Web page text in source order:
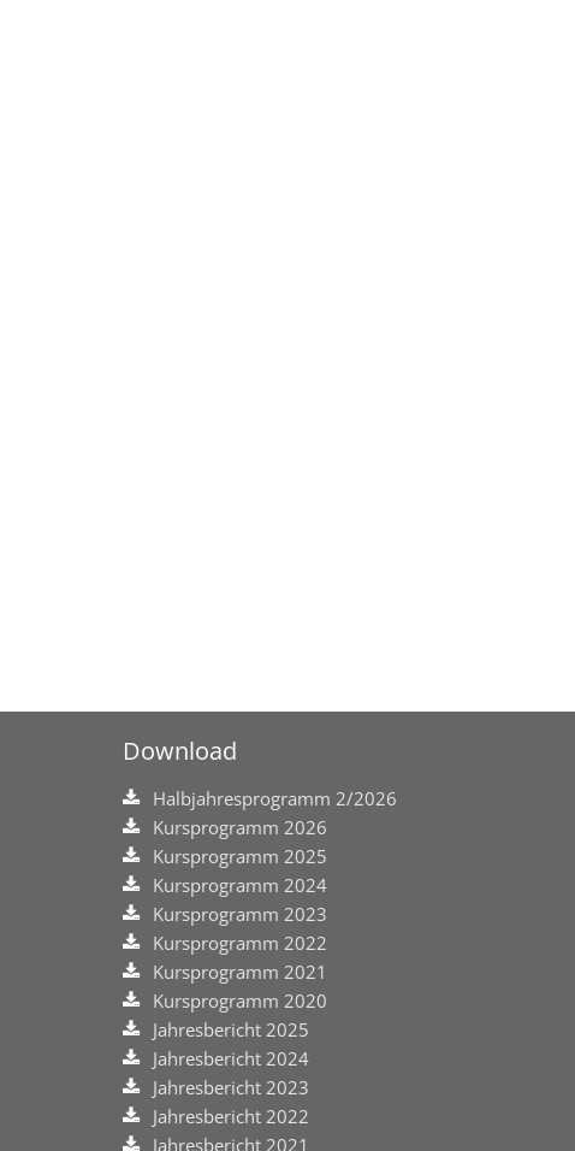
Download
Halbjahresprogramm 2/2026
Kursprogramm 2026
Kursprogramm 2025
Kursprogramm 2024
Kursprogramm 2023
Kursprogramm 2022
Kursprogramm 2021
Kursprogramm 2020
Jahresbericht 2025
Jahresbericht 2024
Jahresbericht 2023
Jahresbericht 2022
Jahresbericht 2021